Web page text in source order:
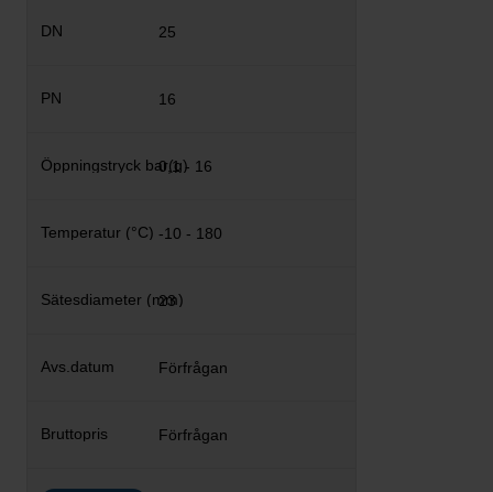
25
16
0,1 - 16
-10 - 180
23
Förfrågan
Förfrågan